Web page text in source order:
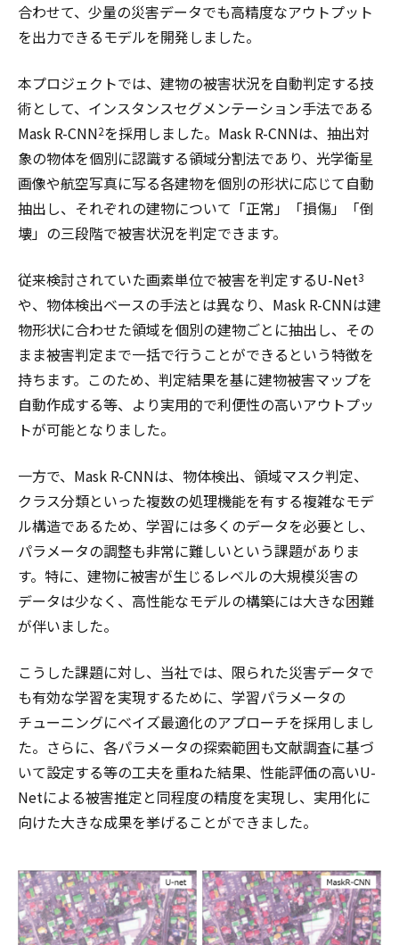
合わせて、少量の災害データでも高精度なアウトプット
を出力できるモデルを開発しました。
本プロジェクトでは、建物の被害状況を自動判定する技
術として、インスタンスセグメンテーション手法である
Mask R-CNN2を採用しました。Mask R-CNNは、抽出対
象の物体を個別に認識する領域分割法であり、光学衛星
画像や航空写真に写る各建物を個別の形状に応じて自動
抽出し、それぞれの建物について「正常」「損傷」「倒
壊」の三段階で被害状況を判定できます。
従来検討されていた画素単位で被害を判定するU-Net3
や、物体検出ベースの手法とは異なり、Mask R-CNNは建
物形状に合わせた領域を個別の建物ごとに抽出し、その
まま被害判定まで一括で行うことができるという特徴を
持ちます。このため、判定結果を基に建物被害マップを
自動作成する等、より実用的で利便性の高いアウトプッ
トが可能となりました。
一方で、Mask R-CNNは、物体検出、領域マスク判定、
クラス分類といった複数の処理機能を有する複雑なモデ
ル構造であるため、学習には多くのデータを必要とし、
パラメータの調整も非常に難しいという課題がありま
す。特に、建物に被害が生じるレベルの大規模災害の
データは少なく、高性能なモデルの構築には大きな困難
が伴いました。
こうした課題に対し、当社では、限られた災害データで
も有効な学習を実現するために、学習パラメータの
チューニングにベイズ最適化のアプローチを採用しまし
た。さらに、各パラメータの探索範囲も文献調査に基づ
いて設定する等の工夫を重ねた結果、性能評価の高いU-
Netによる被害推定と同程度の精度を実現し、実用化に
向けた大きな成果を挙げることができました。